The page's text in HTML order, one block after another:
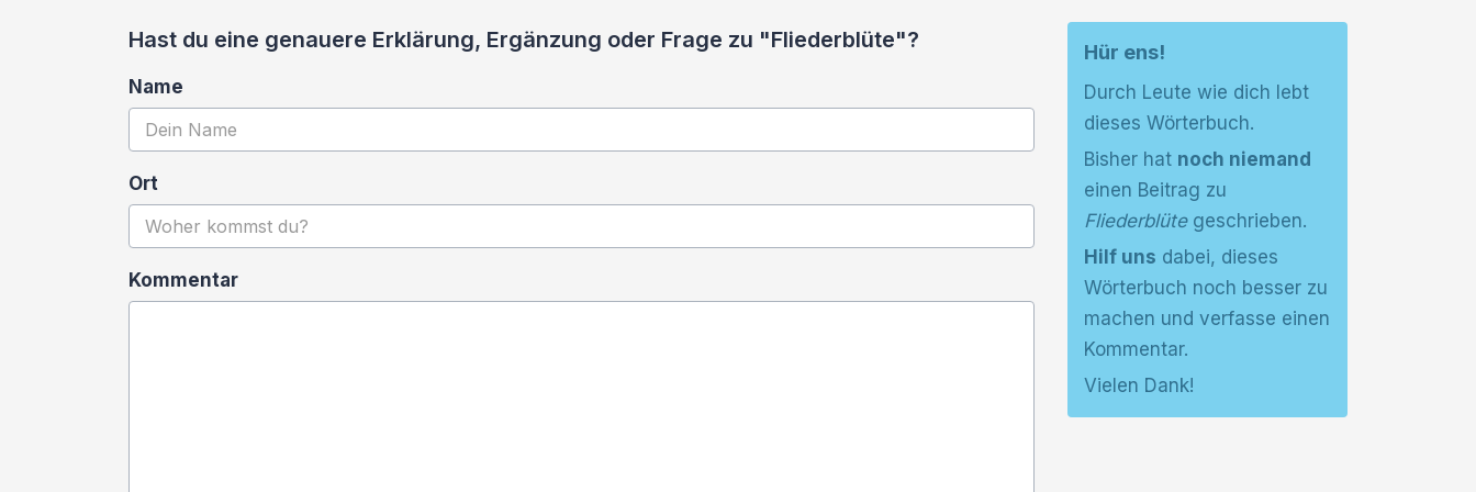
Hast du eine genauere Erklärung, Ergänzung oder Frage zu "Fliederblüte"?
Name
Ort
Kommentar
Hür ens!
Durch Leute wie dich lebt
dieses Wörterbuch.
Bisher hat noch niemand
einen Beitrag zu
Fliederblütegeschrieben.
Hilf uns dabei, dieses
Wörterbuch noch besser zu
machen und verfasse einen
Kommentar.
Vielen Dank!